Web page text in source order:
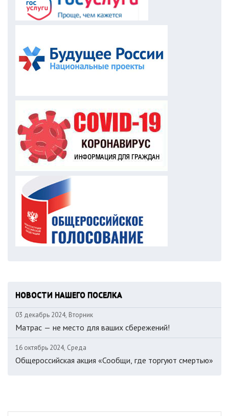
НОВОСТИ НАШЕГО ПОСЕЛКА
03 декабрь 2024, Вторник
Матрас — не место для ваших сбережений!
16 октябрь 2024, Среда
Общероссийская акция «Сообщи, где торгуют смертью»